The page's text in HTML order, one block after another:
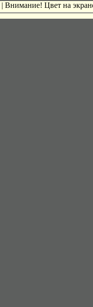
| Внимание! Цвет на